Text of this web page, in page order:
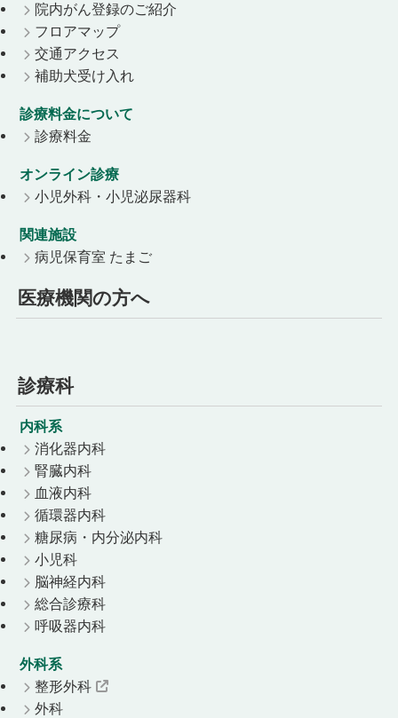
院内がん登録のご紹介
フロアマップ
交通アクセス
補助犬受け入れ
診療料金について
診療料金
オンライン診療
小児外科・小児泌尿器科
関連施設
病児保育室 たまご
医療機関の方へ
診療科
内科系
消化器内科
腎臓内科
血液内科
循環器内科
糖尿病・内分泌内科
小児科
脳神経内科
総合診療科
呼吸器内科
外科系
整形外科
外科